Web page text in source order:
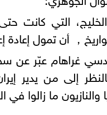
التي كانت حتى
， أن تمول إعادة
بالنظر إلى من يدير
والنازيون ما زالوا